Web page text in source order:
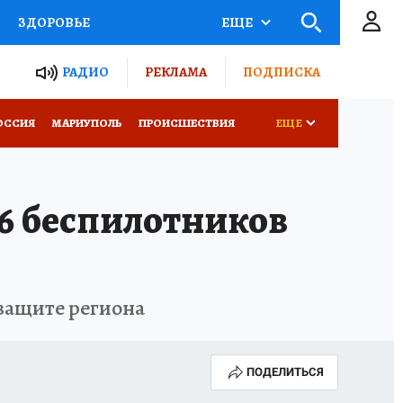
ЗДОРОВЬЕ
РОССИИ
КОНКУРСЫ
ЕЩЕ
РАДИО РЕКЛАМА ПОДПИСКА
МАРИУПОЛЬ ПРОИСШЕСТВИЯ ЕЩЕ
беспилотников
региона
ПОДЕЛИТЬСЯ